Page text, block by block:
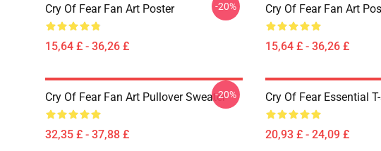
Cry Of Fear Fan Art Poster
15,64 £ - 36,26 £
-20% Cry Of Fear Fan Art
15,64 £ - 36,26 £
Cry Of Fear Fan Art Pullover Sweater
32,35 £ - 37,88 £
-20% Cry Of Fear Essential
20,93 £ - 24,09 £